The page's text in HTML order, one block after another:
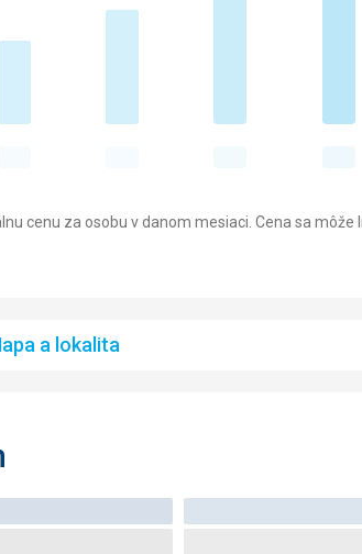
cenu za osobu v danom mesiaci. Cena sa môže
a lokalita